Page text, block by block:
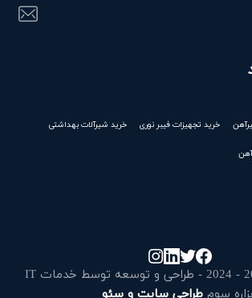
خرید تجهیزات فیبر نوری خرید شیرآلات بهداشتی
کپی رایت © 2026 - 2024 - طراحی و توسعه توسط خدمات IT
سومطراحی سایت و سئو